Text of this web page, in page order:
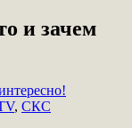
и зачем
, СКС